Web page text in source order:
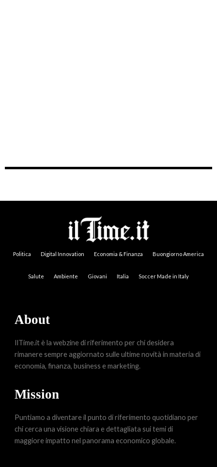
Politica Digital Innovation Economia & Finanza Buongiorno America
Salute Ambiente Giovani Italia Soccer Made in Italy
About
IlTime.it è la webzine di riferimento per chi desidera
rimanere sempre aggiornato sulle ultime novità in materia di
economia, finanza, business e marketing.
Mission
Puntiamo a diventare il punto di riferimento quotidiano per
chi cerca una visione chiara e dettagliata sui temi di
maggiore impatto nel panorama economico globale.